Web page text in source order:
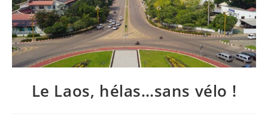
Le Laos, hélas…sans vélo !